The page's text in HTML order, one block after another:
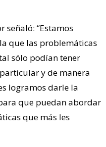
señaló: “Estamos
que las problemáticas
sólo podían tener
y de manera
logramos darle la
que puedan abordar
que más les